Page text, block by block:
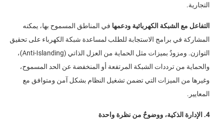
التجارية.
التفاعل مع الشبكة الكهربائية ودعمها في المناطق المسموح بها، يمكنه
المشاركة في برامج الاستجابة للطلب لمساعدة شبكة الكهرباء على تحقيق
التوازن. ومزودٌ بميزات مثل الحماية من العزل الذاتي (Anti-Islanding)،
والحماية من ترددات الشبكة المرتفعة أو المنخفضة عن الحد المسموح،
وغيرها من الميزات التي تضمن تشغيل النظام بشكل آمن ومتوافق مع
المعايير.
4. الإدارة الذكية، ووضوحٌ من نظرة واحدة